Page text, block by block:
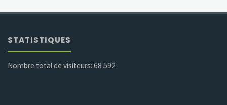
STATISTIQUES
Nombre total de visiteurs:68 592